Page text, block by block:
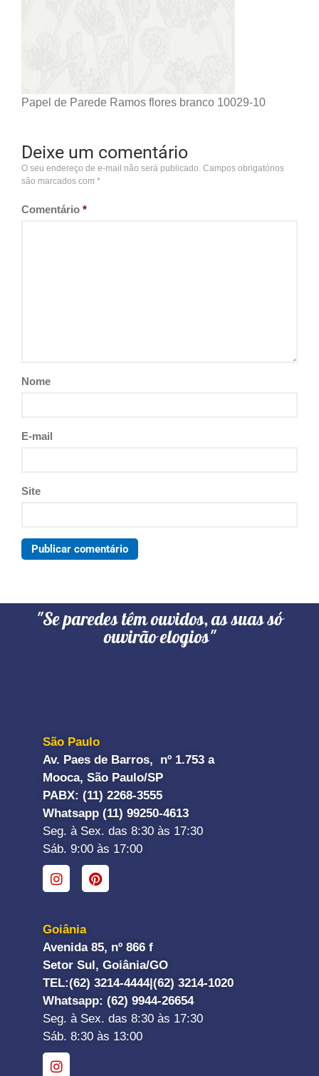
Papel de Parede Ramos flores branco 10029-10
Deixe um comentário
O seu endereço de e-mail não será publicado. Campos obrigatórios
são marcados com *
Comentário *
Nome
E-mail
Site
"Se paredes têm ouvidos, as suas só
ouvirão elogios"
São Paulo
Av. Paes de Barros, nº 1.753 a
Mooca, São Paulo/SP
PABX: (11) 2268-3555
Whatsapp (11) 99250-4613
Seg. à Sex. das 8:30 às 17:30
Sáb. 9:00 às 17:00
Goiânia
Avenida 85, nº 866 f
Setor Sul, Goiânia/GO
TEL:(62) 3214-4444| (62) 3214-1020
Whatsapp: (62) 9944-26654
Seg. à Sex. das 8:30 às 17:30
Sáb. 8:30 às 13:00